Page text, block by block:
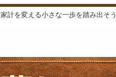
家計を変える小さな一歩を踏み出そう